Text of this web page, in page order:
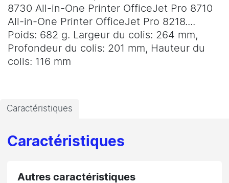
8730 All-in-One Printer OfficeJet Pro 8710
All-in-One Printer OfficeJet Pro 8218....
Poids: 682 g. Largeur du colis: 264 mm,
Profondeur du colis: 201 mm, Hauteur du
colis: 116 mm
Caractéristiques
Caractéristiques
Autres caractéristiques